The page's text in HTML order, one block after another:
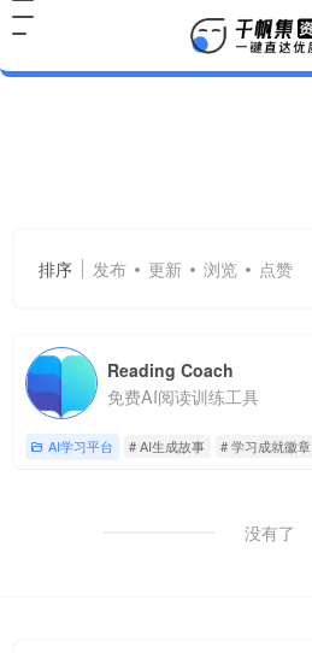
排序 发布 更新 浏览 点赞
Reading Coach
免费AI阅读训练工具
AI学习平台 # AI生成故事 # 学习成就徽章
没有了